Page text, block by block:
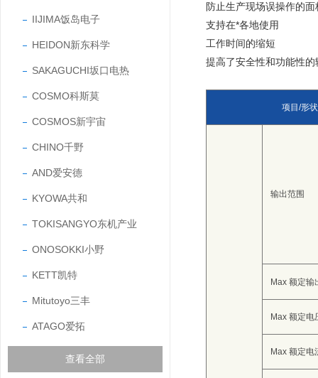
IIJIMA饭岛电子
HEIDON新东科学
SAKAGUCHI坂口电热
COSMO科斯莫
COSMOS新宇宙
CHINO千野
AND爱安德
KYOWA共和
TOKISANGYO东机产业
ONOSOKKI小野
KETT凯特
Mitutoyo三丰
ATAGO爱拓
查看全部
防止生产现场误操作的面
支持在*各地使用
工作时间的缩短
提高了安全性和功能性的
项目/形
输出范围
Max 额定输
Max 额定电
Max 额定电